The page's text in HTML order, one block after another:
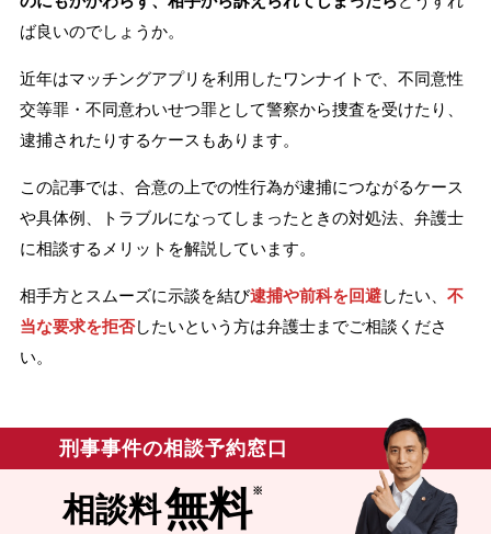
アトムについて
弁護士紹介
弁護士費用
アクセス
刑事事件について 知りたい方
ば良いのでしょうか。
近年はマッチングアプリを利用したワンナイトで、不同意性
交等罪・不同意わいせつ罪として警察から捜査を受けたり、
逮捕されたりするケースもあります。
この記事では、合意の上での性行為が逮捕につながるケース
や具体例、トラブルになってしまったときの対処法、弁護士
に相談するメリットを解説しています。
相手方とスムーズに示談を結び逮捕や前科を回避したい、 不
当な要求を拒否したいという方は弁護士までご相談くださ
い。
刑事事件の相談予約窓口
相談料無料